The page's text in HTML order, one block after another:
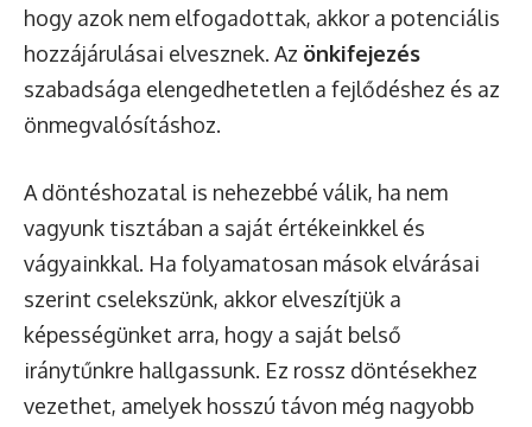
hogy azok nem elfogadottak, akkor a potenciális
hozzájárulásai elvesznek. Az önkifejezés
szabadsága elengedhetetlen a fejlődéshez és az
önmegvalósításhoz.
A döntéshozatal is nehezebbé válik, ha nem
vagyunk tisztában a saját értékeinkkel és
vágyainkkal. Ha folyamatosan mások elvárásai
szerint cselekszünk, akkor elveszítjük a
képességünket arra, hogy a saját belső
iránytűnkre hallgassunk. Ez rossz döntésekhez
vezethet, amelyek hosszú távon még nagyobb